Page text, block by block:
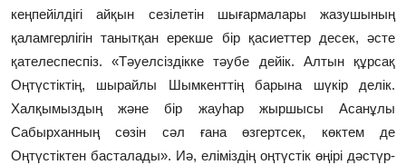
кеңпейілдігі айқын сезілетін шығармалары жазушының
қаламгерлігін танытқан ерекше бір қасиеттер десек, әсте
қателеспеспіз. «Тәуелсіздікке тәубе дейік. Алтын құрсақ
Оңтүстіктің, шырайлы Шымкенттің барына шүкір делік.
Халқымыздың және бір жауһар жыршысы Асанұлы
Сабырханның сөзін сәл ғана өзгертсек, көктем де
Оңтүстіктен басталады». Иә, еліміздің оңтүстік өңірі дәстүр-